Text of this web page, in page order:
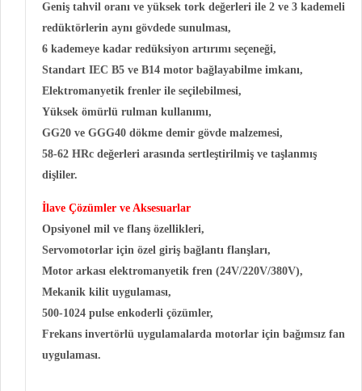
Geniş tahvil oranı ve yüksek tork değerleri ile 2 ve 3 kademeli
redüktörlerin aynı gövdede sunulması,
6 kademeye kadar redüksiyon artırımı seçeneği,
Standart IEC B5 ve B14 motor bağlayabilme imkanı,
Elektromanyetik frenler ile seçilebilmesi,
Yüksek ömürlü rulman kullanımı,
GG20 ve GGG40 dökme demir gövde malzemesi,
58-62 HRc değerleri arasında sertleştirilmiş ve taşlanmış
dişliler.
İlave Çözümler ve Aksesuarlar
Opsiyonel mil ve flanş özellikleri,
Servomotorlar için özel giriş bağlantı flanşları,
Motor arkası elektromanyetik fren (24V/220V/380V),
Mekanik kilit uygulaması,
500-1024 pulse enkoderli çözümler,
Frekans invertörlü uygulamalarda motorlar için bağımsız fan
uygulaması.